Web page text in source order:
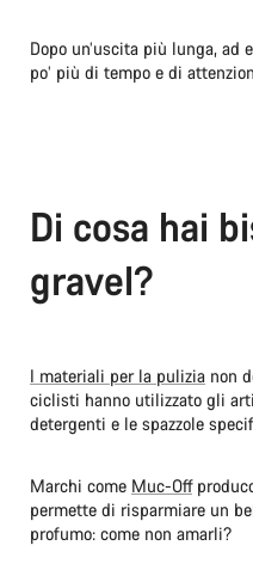
Dopo un’uscita più lunga,
po’ più di tempo e di
Di cosa hai
gravel?
I materiali per la pulizianon
ciclisti hanno utilizzato gli
detergenti e le spazzole
Marchi come Muc-Off
permette di risparmiare un
profumo: come non amarli?